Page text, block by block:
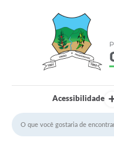
Acessibilidade